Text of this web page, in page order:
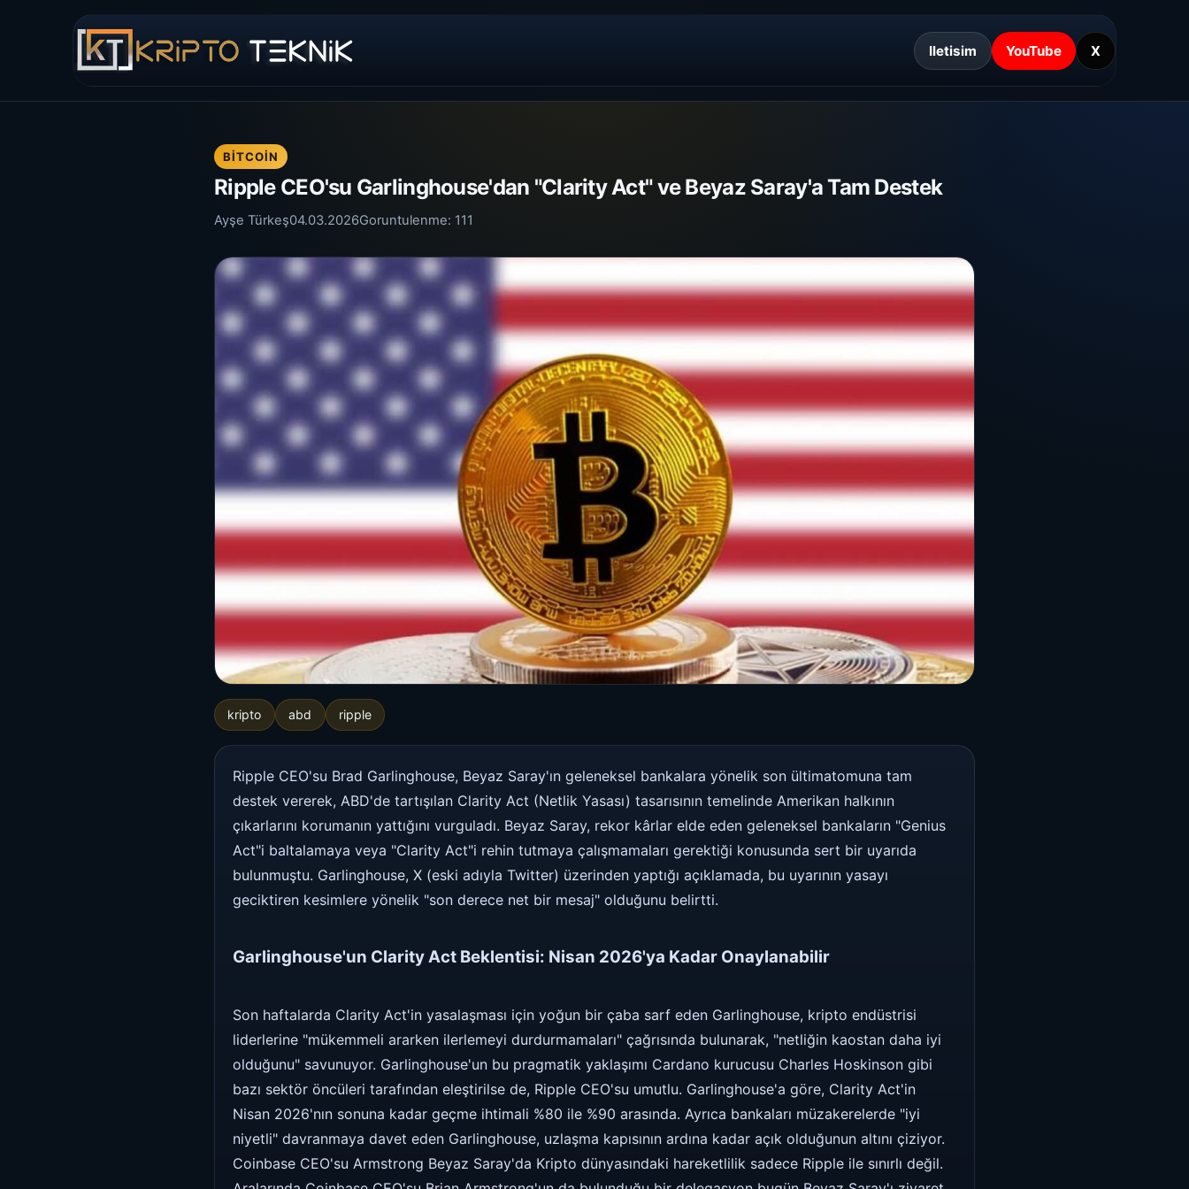
Iletisim YouTube X
BITCOIN
Ripple CEO'su Garlinghouse'dan "Clarity Act" ve Beyaz Saray'a Tam Destek
Ayşe Türkeş04.03.2026Goruntulenme: 111
kripto abd ripple
Ripple CEO'su Brad Garlinghouse, Beyaz Saray'ın geleneksel bankalara yönelik son ültimatomuna tam
destek vererek, ABD'de tartışılan Clarity Act (Netlik Yasası) tasarısının temelinde Amerikan halkının
çıkarlarını korumanın yattığını vurguladı. Beyaz Saray, rekor kârlar elde eden geleneksel bankaların "Genius
Act"i baltalamaya veya "Clarity Act"i rehin tutmaya çalışmamaları gerektiği konusunda sert bir uyarıda
bulunmuştu. Garlinghouse, X (eski adıyla Twitter) üzerinden yaptığı açıklamada, bu uyarının yasayı
geciktiren kesimlere yönelik "son derece net bir mesaj" olduğunu belirtti.
Garlinghouse'un Clarity Act Beklentisi: Nisan 2026'ya Kadar Onaylanabilir
Son haftalarda Clarity Act'in yasalaşması için yoğun bir çaba sarf eden Garlinghouse, kripto endüstrisi
liderlerine "mükemmeli ararken ilerlemeyi durdurmamaları" çağrısında bulunarak, "netliğin kaostan daha iyi
olduğunu" savunuyor. Garlinghouse'un bu pragmatik yaklaşımı Cardano kurucusu Charles Hoskinson gibi
bazı sektör öncüleri tarafından eleştirilse de, Ripple CEO'su umutlu. Garlinghouse'a göre, Clarity Act'in
Nisan 2026'nın sonuna kadar geçme ihtimali %80 ile %90 arasında. Ayrıca bankaları müzakerelerde "iyi
niyetli" davranmaya davet eden Garlinghouse, uzlaşma kapısının ardına kadar açık olduğunun altını çiziyor.
Coinbase CEO'su Armstrong Beyaz Saray'da Kripto dünyasındaki hareketlilik sadece Ripple ile sınırlı değil.